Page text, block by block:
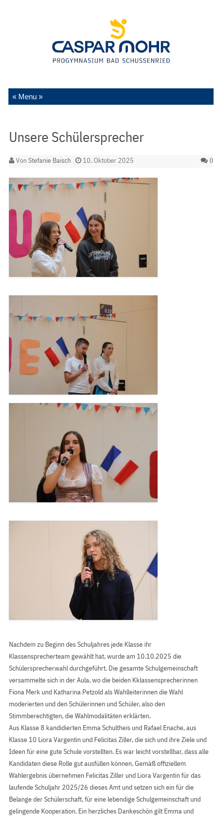
Zum Inhalt springen
Unsere Schülersprecher
VonStefanie Baisch 10. Oktober 2025 0
Nachdem zu Beginn des Schuljahres jede Klasse ihr
Klassensprecherteam gewählt hat, wurde am 10.10.2025 die
Schülersprecherwahl durchgeführt. Die gesamte Schulgemeinschaft
versammelte sich in der Aula, wo die beiden Kklassensprecherinnen
Fiona Merk und Katharina Petzold als Wahlleiterinnen die Wahl
moderierten und den Schülerinnen und Schüler, also den
Stimmberechtigten, die Wahlmodalitäten erklärten.
Aus Klasse 8 kandidierten Emma Schultheis und Rafael Enache, aus
Klasse 10 Liora Vargentin und Felicitas Ziller, die sich und ihre Ziele und
Ideen für eine gute Schule vorstellten. Es war leicht vorstellbar, dass alle
Kandidaten diese Rolle gut ausfüllen können. Gemäß offiziellem
Wahlergebnis übernehmen Felicitas Ziller und Liora Vargentin für das
laufende Schuljahr 2025/26 dieses Amt und setzen sich ein für die
Belange der Schülerschaft, für eine lebendige Schulgemeinschaft und
gelingende Kooperation. Ein herzliches Dankeschön gilt Emma und